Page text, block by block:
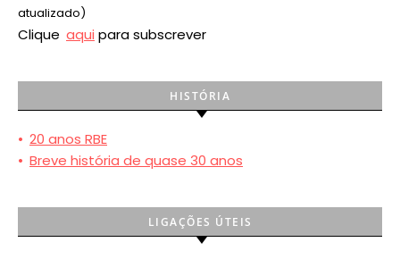
atualizado)
Clique aqui para subscrever
HISTÓRIA
• 20 anos RBE
• Breve história de quase 30 anos
LIGAÇÕES ÚTEIS